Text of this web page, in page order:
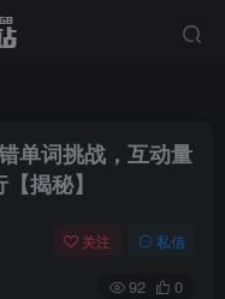
单词挑战，互动量
揭秘】
关注 私信
92 0